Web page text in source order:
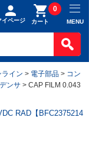
イページ カート
0
MENU
イン > 電子部品 > コン
ンサ > CAP FILM 0.043